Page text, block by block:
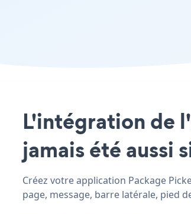
L'intégration de
jamais été aussi
Créez votre application Package
page, message, barre latérale, pied